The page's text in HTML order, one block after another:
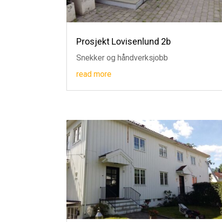
Prosjekt Lovisenlund 2b
Snekker og håndverksjobb
read more